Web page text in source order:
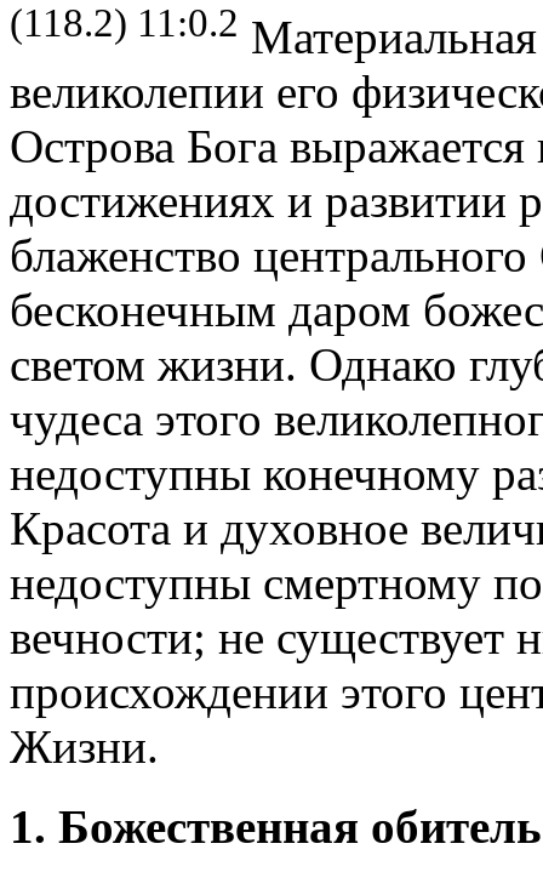
(118.2) 11:0.2 Материальная
великолепии его
Острова Бога
достижениях и развитии
блаженство
бесконечным даром
светом жизни. Однако
чудеса этого
недоступны конечному
Красота и духовное
недоступны смертному
вечности; не существует
происхождении этого
Жизни.
1. Божественная обитель